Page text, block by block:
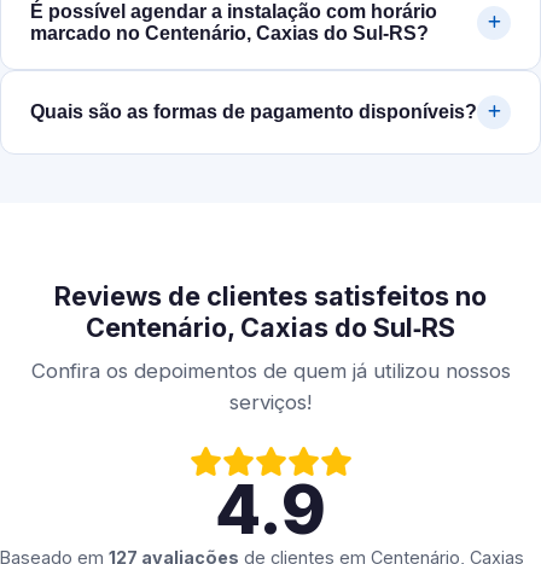
É possível agendar a instalação com horário
marcado no Centenário, Caxias do Sul‑RS?
Quais são as formas de pagamento disponíveis?
Reviews de clientes satisfeitos no
Centenário, Caxias do Sul‑RS
Confira os depoimentos de quem já utilizou nossos
serviços!
4.9
Baseado em 127 avaliações de clientes em Centenário, Caxias